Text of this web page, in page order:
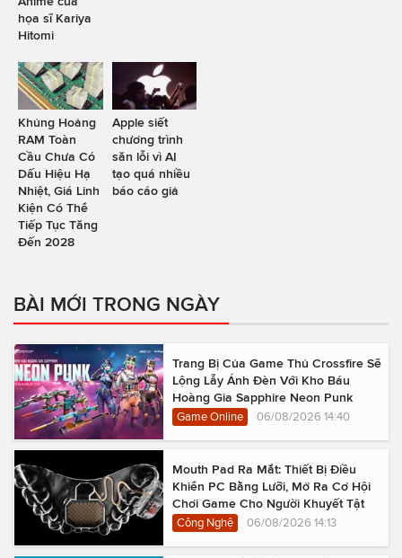
họa sĩ Kariya
Hitomi
Khủng Hoảng
RAM Toàn
Cầu Chưa Có
Dấu Hiệu Hạ
Nhiệt, Giá Linh
Kiện Có Thể
Tiếp Tục Tăng
Đến 2028
Apple siết
chương trình
săn lỗi vì AI
tạo quá nhiều
báo cáo giả
BÀI MỚI TRONG NGÀY
Trang Bị Của Game Thủ Crossfire Sẽ
Lộng Lẫy Ánh Đèn Với Kho Báu
Hoàng Gia Sapphire Neon Punk
Game Online 06/08/2026 14:40
Mouth Pad Ra Mắt: Thiết Bị Điều
Khiển PC Bằng Lưỡi, Mở Ra Cơ Hội
Chơi Game Cho Người Khuyết Tật
Công Nghệ 06/08/2026 14:13